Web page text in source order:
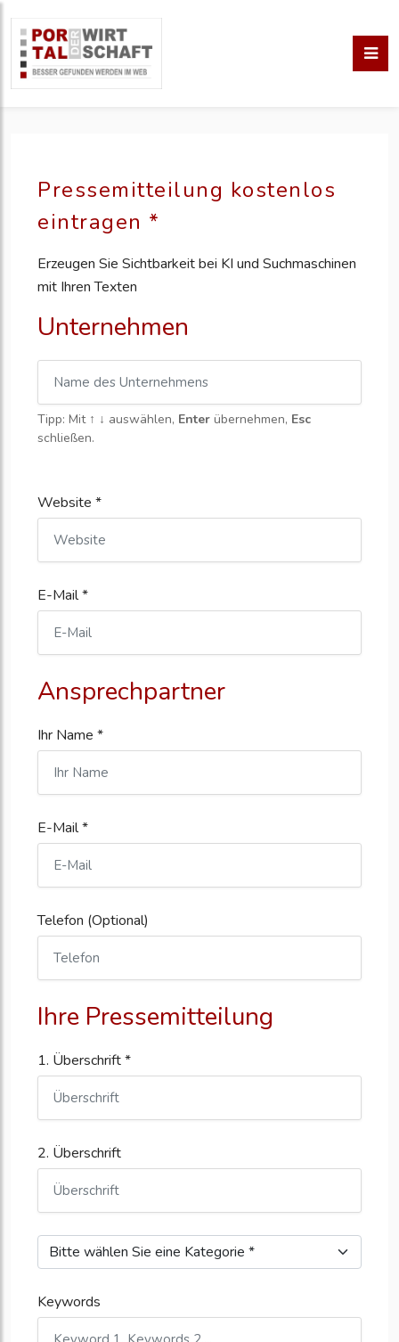
Pressemitteilung kostenlos
eintragen *
Erzeugen Sie Sichtbarkeit bei KI und Suchmaschinen
mit Ihren Texten
Unternehmen
Tipp: Mit ↑ ↓ auswählen, Enter übernehmen, Esc
schließen.
Website *
E-Mail *
Ansprechpartner
Ihr Name *
E-Mail *
Telefon (Optional)
Ihre Pressemitteilung
1. Überschrift *
2. Überschrift
Keywords